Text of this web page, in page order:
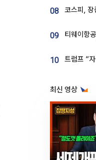
08
09
10
최신 영상